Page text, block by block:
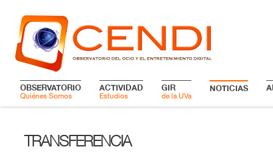
OBSERVATORIO
Quiénes Somos
ACTIVIDAD
Estudios
GIR
de la UVa
NOTICIAS
TRANSFERENCIA